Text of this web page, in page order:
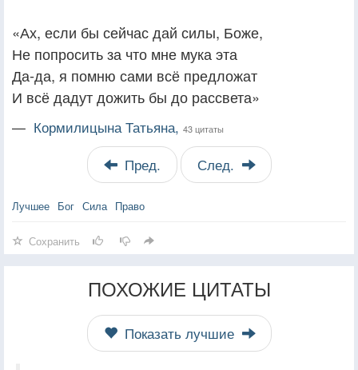
«Ах, если бы сейчас дай силы, Боже,
Не попросить за что мне мука эта
Да-да, я помню сами всё предложат
И всё дадут дожить бы до рассвета»
— Кормилицына Татьяна, 43 цитаты
Пред. След.
Лучшее Бог Сила Право
Сохранить
ПОХОЖИЕ ЦИТАТЫ
Показать лучшие